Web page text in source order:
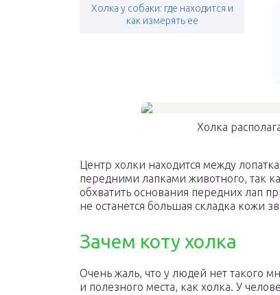
Холка у собаки: где находится и
как измерять ее
Холка
Центр холки находится между
передними лапками животного, так
обхватить основания передних лап
не останется большая складка кожи
Зачем коту холка
Очень жаль, что у людей нет такого
и полезного места, как холка. У